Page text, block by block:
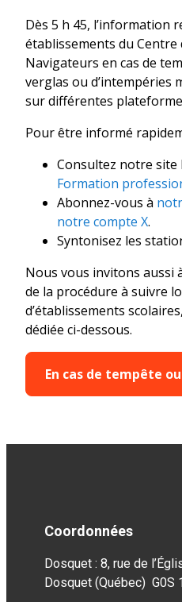
Dès 5 h 45, l’information
établissements du Centre
Navigateurs en cas de
verglas ou d’intempéries
sur différentes
Pour être informé
Consultez notre site
Formation
Abonnez-vous à
notre compte X.
Syntonisez les
Nous vous invitons aussi
de la procédure à suivre
d’établissements
dédiée ci-dessous.
En cas de tempête
Coordonnées
Dosquet : 8, rue de
Dosquet (Québec) G0S